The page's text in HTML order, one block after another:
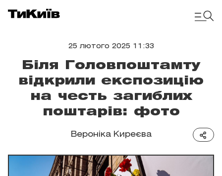
25 лютого 2025 11:33
Біля Головпоштамту
відкрили експозицію
на честь загиблих
поштарів: фото
Вероніка Киреєва